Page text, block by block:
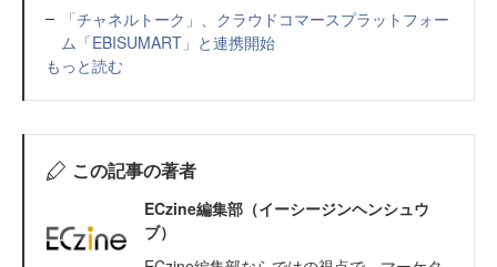
「チャネルトーク」、クラウドコマースプラットフォー
ム「EBISUMART」と連携開始
もっと読む
この記事の著者
ECzine編集部（イーシージンヘンシュウ
ブ）